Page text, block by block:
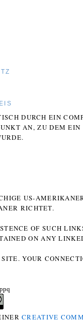
DURCH EIN
AN, ZU DEM
US-
RICHTET.
OF SUCH
ON ANY
YOUR
CREATIVE